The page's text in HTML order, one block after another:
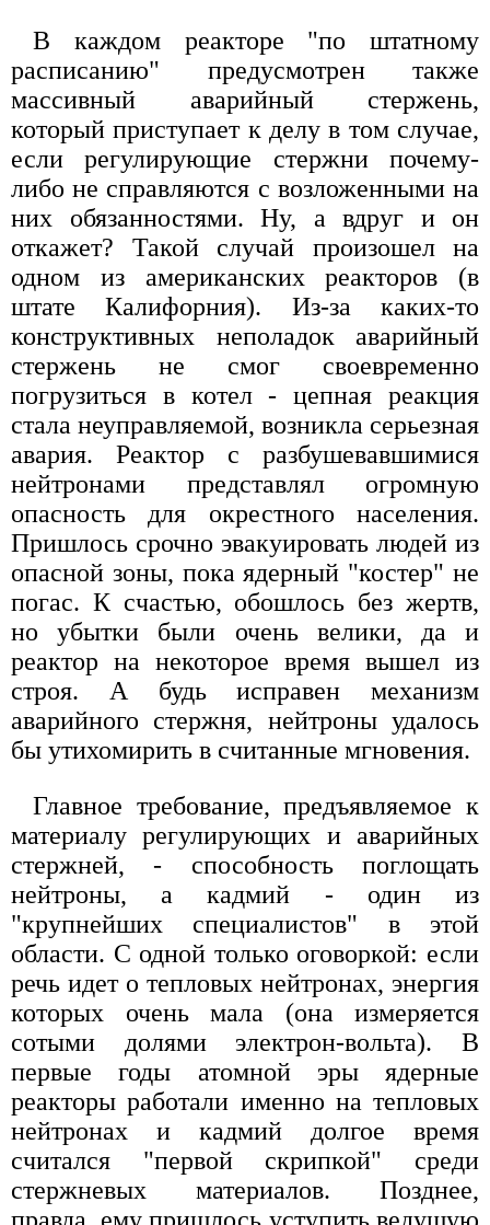
В каждом реакторе "по штатному
расписанию" предусмотрен также
массивный аварийный стержень,
который приступает к делу в том случае,
если регулирующие стержни почему-
либо не справляются с возложенными на
них обязанностями. Ну, а вдруг и он
откажет? Такой случай произошел на
одном из американских реакторов (в
штате Калифорния). Из-за каких-то
конструктивных неполадок аварийный
стержень не смог своевременно
погрузиться в котел - цепная реакция
стала неуправляемой, возникла серьезная
авария. Реактор с разбушевавшимися
нейтронами представлял огромную
опасность для окрестного населения.
Пришлось срочно эвакуировать людей из
опасной зоны, пока ядерный "костер" не
погас. К счастью, обошлось без жертв,
но убытки были очень велики, да и
реактор на некоторое время вышел из
строя. А будь исправен механизм
аварийного стержня, нейтроны удалось
бы утихомирить в считанные мгновения.
Главное требование, предъявляемое к
материалу регулирующих и аварийных
стержней, - способность поглощать
нейтроны, а кадмий - один из
"крупнейших специалистов" в этой
области. С одной только оговоркой: если
речь идет о тепловых нейтронах, энергия
которых очень мала (она измеряется
сотыми долями электрон-вольта). В
первые годы атомной эры ядерные
реакторы работали именно на тепловых
нейтронах и кадмий долгое время
считался "первой скрипкой" среди
стержневых материалов. Позднее,
правда, ему пришлось уступить ведущую